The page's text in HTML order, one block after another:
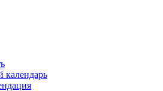
календарь